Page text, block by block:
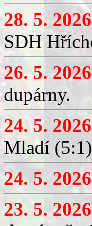
28. 5.
SDH
26. 5.
dupárny.
24. 5.
Mladí
24. 5.
23. 5.